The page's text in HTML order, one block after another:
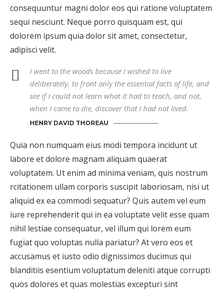
consequuntur magni dolor eos qui ratione voluptatem
sequi nesciunt. Neque porro quisquam est, qui
dolorem ipsum quia dolor sit amet, consectetur,
adipisci velit.
I went to the woods because I wished to live
deliberately, to front only the essential facts of life, and
see if I could not learn what it had to teach, and not,
when I came to die, discover that I had not lived.
HENRY DAVID THOREAU
Quia non numquam eius modi tempora incidunt ut
labore et dolore magnam aliquam quaerat
voluptatem. Ut enim ad minima veniam, quis nostrum
rcitationem ullam corporis suscipit laboriosam, nisi ut
aliquid ex ea commodi sequatur? Quis autem vel eum
iure reprehenderit qui in ea voluptate velit esse quam
nihil lestiae consequatur, vel illum qui lorem eum
fugiat quo voluptas nulla pariatur? At vero eos et
accusamus et iusto odio dignissimos ducimus qui
blanditiis esentium voluptatum deleniti atque corrupti
quos dolores et quas molestias excepturi sint